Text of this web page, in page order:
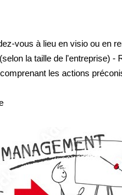
vous à lieu en visio ou en
la taille de l'entreprise)
les actions